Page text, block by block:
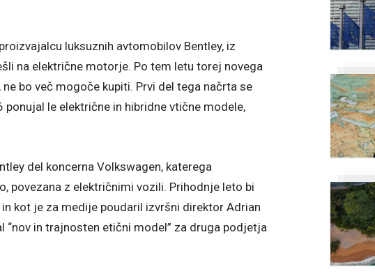
luksuznih avtomobilov Bentley, iz
na električne motorje. Po tem letu torej novega
bo več mogoče kupiti. Prvi del tega načrta se
le električne in hibridne vtične modele,
del koncerna Volkswagen, katerega
povezana z električnimi vozili. Prihodnje leto bi
kot je za medije poudaril izvršni direktor Adrian
in trajnosten etični model” za druga podjetja